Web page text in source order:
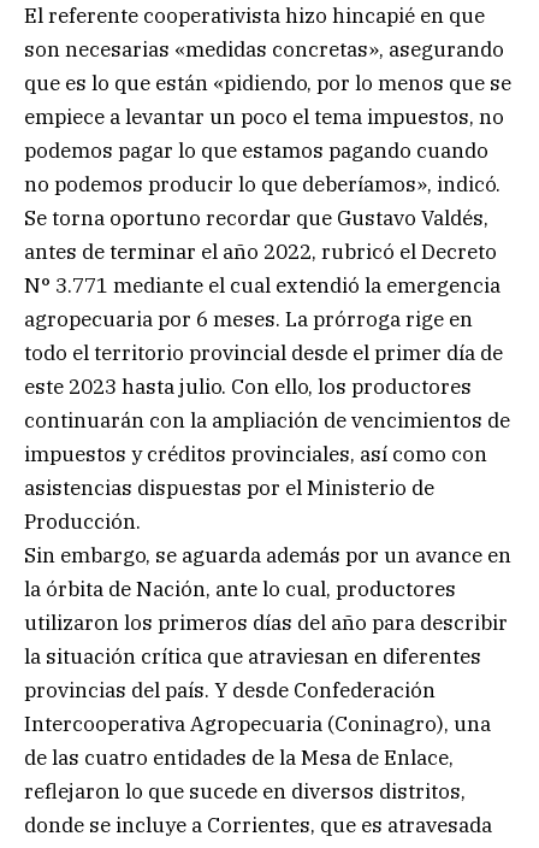
El referente cooperativista hizo hincapié en que
son necesarias «medidas concretas», asegurando
que es lo que están «pidiendo, por lo menos que se
empiece a levantar un poco el tema impuestos, no
podemos pagar lo que estamos pagando cuando
no podemos producir lo que deberíamos», indicó.
Se torna oportuno recordar que Gustavo Valdés,
antes de terminar el año 2022, rubricó el Decreto
N° 3.771 mediante el cual extendió la emergencia
agropecuaria por 6 meses. La prórroga rige en
todo el territorio provincial desde el primer día de
este 2023 hasta julio. Con ello, los productores
continuarán con la ampliación de vencimientos de
impuestos y créditos provinciales, así como con
asistencias dispuestas por el Ministerio de
Producción.
Sin embargo, se aguarda además por un avance en
la órbita de Nación, ante lo cual, productores
utilizaron los primeros días del año para describir
la situación crítica que atraviesan en diferentes
provincias del país. Y desde Confederación
Intercooperativa Agropecuaria (Coninagro), una
de las cuatro entidades de la Mesa de Enlace,
reflejaron lo que sucede en diversos distritos,
donde se incluye a Corrientes, que es atravesada